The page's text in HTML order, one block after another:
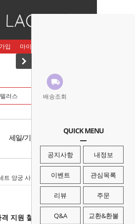
배송조회
QUICK MENU
공지사항 내정보
이벤트 관심목록
리뷰 주문
Q&A 교환&환불
입 마이페이지
세일/기획존
양궁 사격 지원 철새 관찰 탐조 망원경
지원 철새 관찰 탐조 망원경